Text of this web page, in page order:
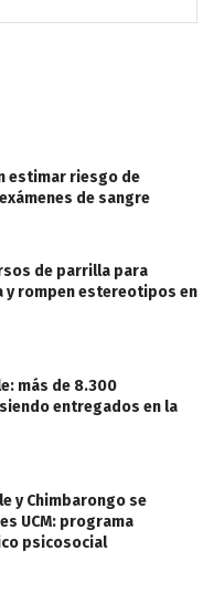
estimar riesgo de
de sangre
de parrilla para
y rompen estereotipos en
más de 8.300
entregados en la
y Chimbarongo se
UCM: programa
psicosocial